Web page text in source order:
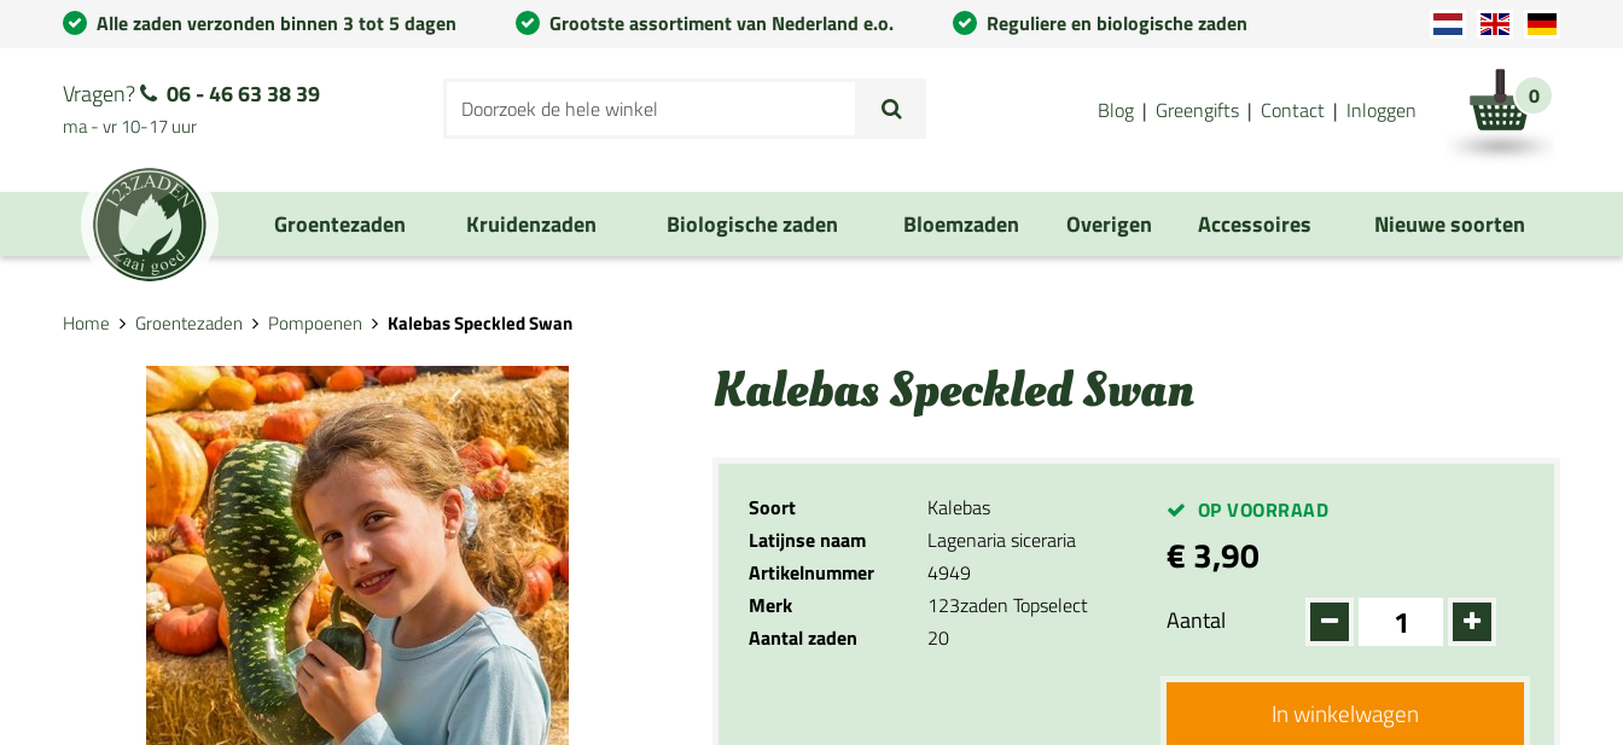
Alle zaden verzonden binnen 3 tot 5 dagen Grootste assortiment van Nederland e.o. Reguliere en biologische zaden
Vragen? 06 - 46 63 38 39
ma - vr 10-17 uur
Blog Greengifts Contact Inloggen 0
Groentezaden Kruidenzaden Biologische zaden Bloemzaden Overigen Accessoires Nieuwe soorten
Home Groentezaden Pompoenen Kalebas Speckled Swan
Kalebas Speckled Swan
Soort
Kalebas
Latijnse naam
Lagenaria siceraria
Artikelnummer
4949
Merk
123zaden Topselect
Aantal zaden
20
OP VOORRAAD
€ 3,90
Aantal
In winkelwagen